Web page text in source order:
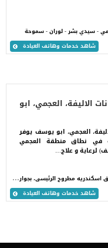
شاهد خدمات وهاتف العيادة
- سيدي بشر - لوران - سموحة
شاهد خدمات وهاتف العيادة
الاليفة، العجمي، ابو
العجمي، ابو يوسف يوفر
في نطاق منطقة العجمي
لرعاية و علاج…
العجمى، ابو يوسف، طريق اسكندريه مطروح الرئيسى، بجوار مدرسة ابو يوسف الخاصه